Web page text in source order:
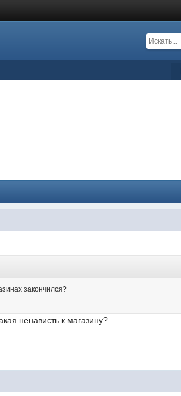
закончился?
ненависть к магазину?